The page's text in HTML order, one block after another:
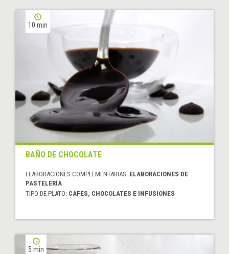
10 min
BAÑO DE CHOCOLATE
ELABORACIONES COMPLEMENTARIAS: ELABORACIONES DE
PASTELERÍA
TIPO DE PLATO: CAFES, CHOCOLATES E INFUSIONES
5 min